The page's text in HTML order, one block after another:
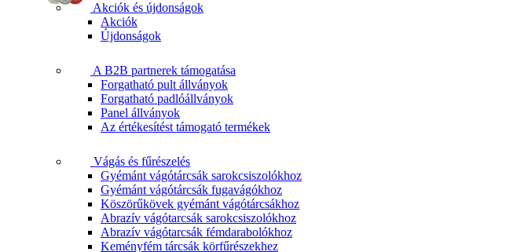
Akciók és újdonságok
Akciók
Újdonságok
A B2B partnerek támogatása
Forgatható pult állványok
Forgatható padlóállványok
Panel állványok
Az értékesítést támogató termékek
Vágás és fűrészelés
Gyémánt vágótárcsák sarokcsiszolókhoz
Gyémánt vágótárcsák fugavágókhoz
Köszörűkövek gyémánt vágótárcsákhoz
Abrazív vágótarcsák sarokcsiszolókhoz
Abrazív vágótarcsák fémdarabolókhoz
Keményfém tárcsák körfűrészekhez